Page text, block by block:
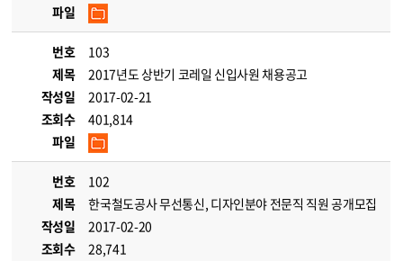
파일
번호
103
제목
2017년도 상반기 코레일 신입사원 채용공고
작성일
2017-02-21
조회수
401,814
파일
번호
102
제목
한국철도공사 무선통신, 디자인분야 전문직 직원 공개모집
작성일
2017-02-20
조회수
28,741